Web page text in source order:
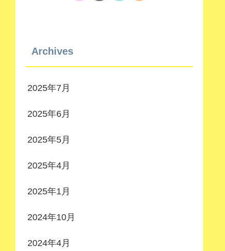
Archives
2025年7月
2025年6月
2025年5月
2025年4月
2025年1月
2024年10月
2024年4月